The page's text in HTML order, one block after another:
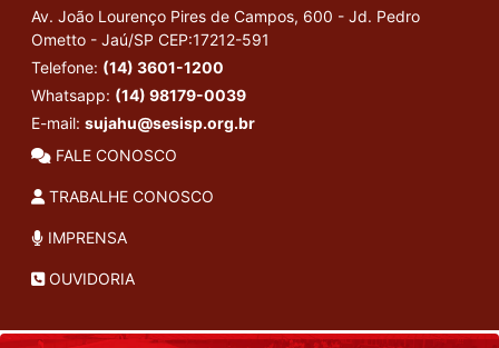
Av. João Lourenço Pires de Campos, 600 - Jd. Pedro
Ometto - Jaú/SP CEP:17212-591
Telefone: (14) 3601-1200
Whatsapp: (14) 98179-0039
E-mail: sujahu@sesisp.org.br
FALE CONOSCO
TRABALHE CONOSCO
IMPRENSA
OUVIDORIA